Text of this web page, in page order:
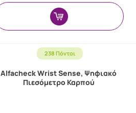
238 Πόντοι
Alfacheck Wrist Sense, Ψηφιακό
Πιεσόμετρο Καρπού